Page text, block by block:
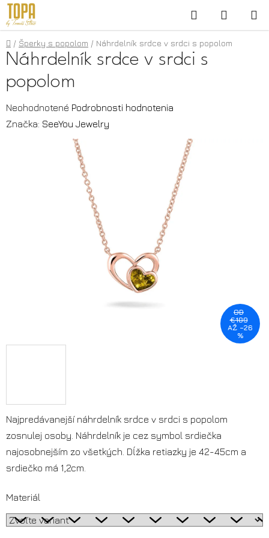
Prejsť
na
obsah
Hľadať
KOŠÍK
Domov
/ Šperky s popolom / Náhrdelník srdce v srdci s popolom
Najpredávanejší náhrdelník srdce v srdci s popolom
zosnulej osoby. Náhrdelník je cez symbol srdiečka
najosobnejším zo všetkých. Dĺžka retiazky je 42-45cm a
srdiečko má 1,2cm.
Materiál
Náhrdelník srdce v srdci s
popolom
Priemerné
hodnotenie
Neohodnotené Podrobnosti hodnotenia
Značka: SeeYou Jewelry
OD
€189
AŽ –26
%